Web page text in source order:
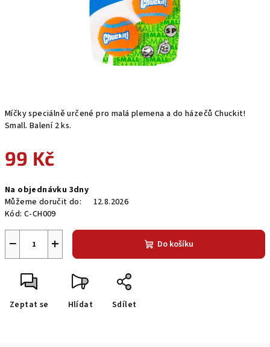
Míčky speciálně určené pro malá plemena a do házečů Chuckit!
Small. Balení 2 ks.
99 Kč
cena:
Na objednávku 3dny
Můžeme doručit do:
12.8.2026
Kód: C-CH009
+
− Do košíku
Zeptat se Hlídat Sdílet